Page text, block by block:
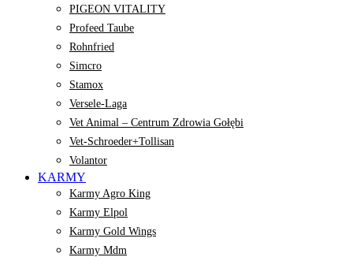
PIGEON VITALITY
Profeed Taube
Rohnfried
Simcro
Stamox
Versele-Laga
Vet Animal – Centrum Zdrowia Gołębi
Vet-Schroeder+Tollisan
Volantor
KARMY
Karmy Agro King
Karmy Elpol
Karmy Gold Wings
Karmy Mdm